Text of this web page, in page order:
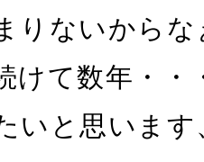
りないから
けて数年・・
いと思いま